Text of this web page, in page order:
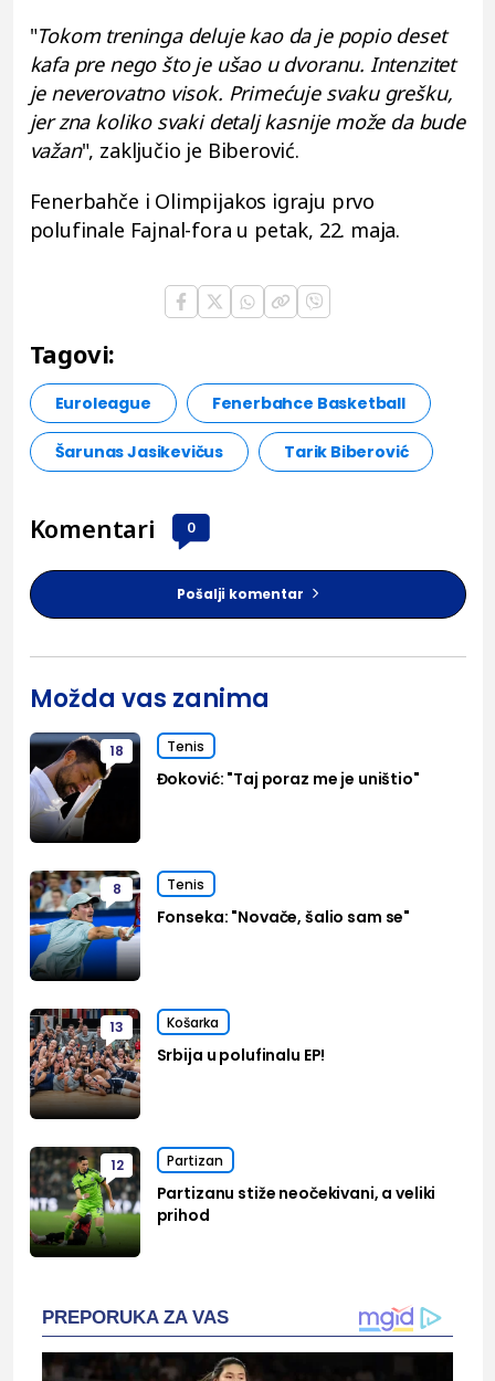
"Tokom treninga deluje kao da je popio deset
kafa pre nego što je ušao u dvoranu. Intenzitet
je neverovatno visok. Primećuje svaku grešku,
jer zna koliko svaki detalj kasnije može da bude
važan", zaključio je Biberović.
Fenerbahče i Olimpijakos igraju prvo
polufinale Fajnal-fora u petak, 22. maja.
Tagovi:
Euroleague Fenerbahce Basketball
Šarunas Jasikevičus Tarik Biberović
Komentari 0
Pošalji komentar
Možda vas zanima
18 Tenis
Đoković: "Taj poraz me je uništio"
8 Tenis
Fonseka: "Novače, šalio sam se"
13 Košarka
Srbija u polufinalu EP!
12 Partizan
Partizanu stiže neočekivani, a veliki
prihod
PREPORUKA ZA VAS